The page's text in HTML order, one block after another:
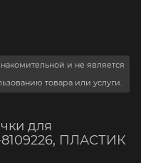
и не является
товара или услуги.
для
8109226, ПЛАСТИК